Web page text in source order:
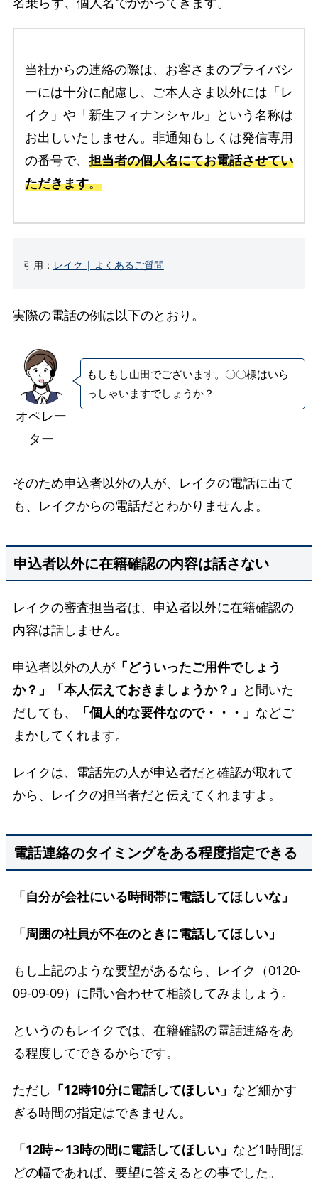
当社からの連絡の際は、お客さまのプライバシ
ーには十分に配慮し、ご本人さま以外には「レ
イク」や「新生フィナンシャル」という名称は
お出しいたしません。非通知もしくは発信専用
の番号で、 担当者の個人名にてお電話させてい
ただきます。
引用： レイク | よくあるご質問
実際の電話の例は以下のとおり。
オペレー
ター
もしもし山田でございます。〇〇様はいら
っしゃいますでしょうか？
そのため申込者以外の人が、レイクの電話に出て
も、レイクからの電話だとわかりませんよ。
申込者以外に在籍確認の内容は話さない
レイクの審査担当者は、申込者以外に在籍確認の
内容は話しません。
申込者以外の人が「どういったご用件でしょう
か？」「本人伝えておきましょうか？」 と問いた
だしても、
「個人的な要件なので・・・」 などご
まかしてくれます。
レイクは、電話先の人が申込者だと確認が取れて
から、レイクの担当者だと伝えてくれますよ。
電話連絡のタイミングをある程度指定できる
「自分が会社にいる時間帯に電話してほしいな」
「周囲の社員が不在のときに電話してほしい」
もし上記のような要望があるなら、レイク（0120-
09-09-09）に問い合わせて相談してみましょう。
というのもレイクでは、在籍確認の電話連絡をあ
る程度してできるからです。
ただし 「12時10分に電話してほしい」 など細かす
ぎる時間の指定はできません。
「12時～13時の間に電話してほしい」 など1時間ほ
どの幅であれば、要望に答えるとの事でした。